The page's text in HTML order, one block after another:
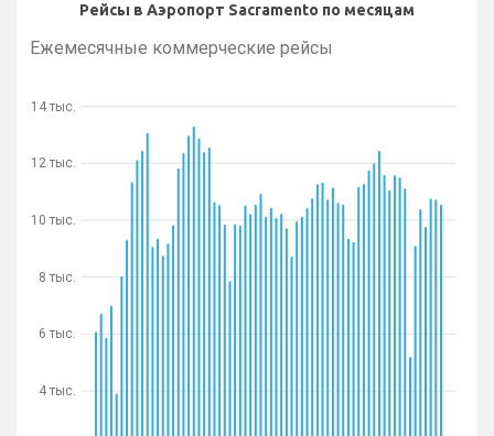
Рейсы в Аэропорт Sacramento по месяцам
Ежемесячные коммерческие рейсы
4 тыс.
6 тыс.
8 тыс.
10 тыс.
12 тыс.
14 тыс.